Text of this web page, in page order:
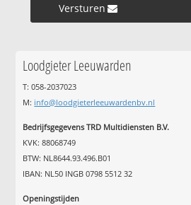
Versturen »
Loodgieter Leeuwarden
T: 058-2037023
M: info@loodgieterleeuwardenbv.nl
Bedrijfsgegevens TRD Multidiensten B.V.
KVK: 88068749
BTW: NL8644.93.496.B01
IBAN: NL50 INGB 0798 5512 32
Openingstijden